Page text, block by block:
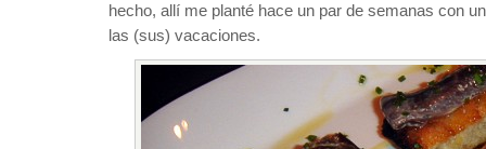
hecho, allí me planté hace un par de semanas con
las (sus) vacaciones.